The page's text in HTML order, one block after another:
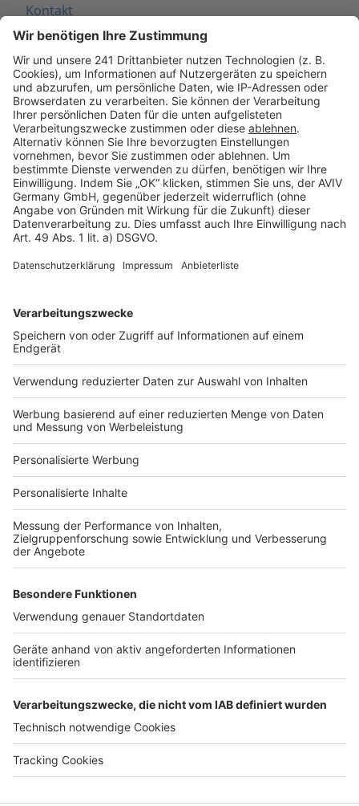
Kontakt
Seitenaufbau
Barrierefreiheit
Cookie Einstellungen
Rechtliches
AGB-Übersicht
Datenschutz
Impressum
Services
Bauprojekt-Quiz
Häuser-Suche
Hausanbieter-Suche
Bauprojekt-Profil
Für Unternehmen
Ihre Baufirma auf bauen.de
Kostenloses Infogespräch